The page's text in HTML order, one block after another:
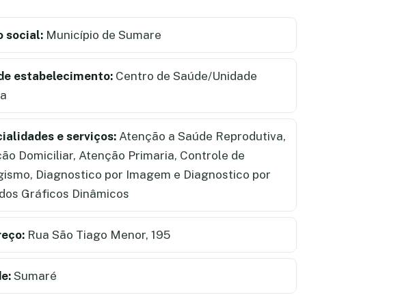
social: Município de Sumare
estabelecimento: Centro de Saúde/Unidade
e serviços: Atenção a Saúde Reprodutiva,
Domiciliar, Atenção Primaria, Controle de
Diagnostico por Imagem e Diagnostico por
Gráficos Dinâmicos
Rua São Tiago Menor, 195
Sumaré